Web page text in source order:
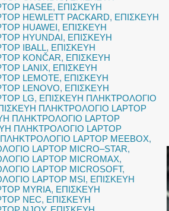
HASEE, ΕΠΙΣΚΕΥΗ
HEWLETT PACKARD, ΕΠΙΣΚΕΥΗ
HUAWEI, ΕΠΙΣΚΕΥΗ
HYUNDAI, ΕΠΙΣΚΕΥΗ
IBALL, ΕΠΙΣΚΕΥΗ
KONČAR, ΕΠΙΣΚΕΥΗ
LANIX, ΕΠΙΣΚΕΥΗ
LEMOTE, ΕΠΙΣΚΕΥΗ
LENOVO, ΕΠΙΣΚΕΥΗ
LG, ΕΠΙΣΚΕΥΗ ΠΛΗΚΤΡΟΛΟΓΙΟ
ΠΛΗΚΤΡΟΛΟΓΙΟ LAPTOP
ΠΛΗΚΤΡΟΛΟΓΙΟ LAPTOP
ΠΛΗΚΤΡΟΛΟΓΙΟ LAPTOP
LAPTOP MEEBOX,
LAPTOP MICRO–STAR,
LAPTOP MICROMAX,
LAPTOP MICROSOFT,
LAPTOP MSI, ΕΠΙΣΚΕΥΗ
MYRIA, ΕΠΙΣΚΕΥΗ
NEC, ΕΠΙΣΚΕΥΗ